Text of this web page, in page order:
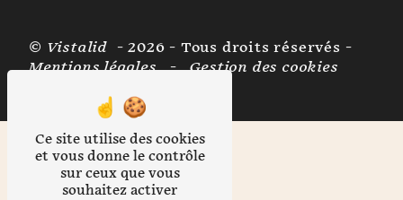
© Vistalid - 2026 - Tous droits réservés -
Mentions légales-Gestion des cookies
Ce site utilise des cookies
et vous donne le contrôle
sur ceux que vous
souhaitez activer